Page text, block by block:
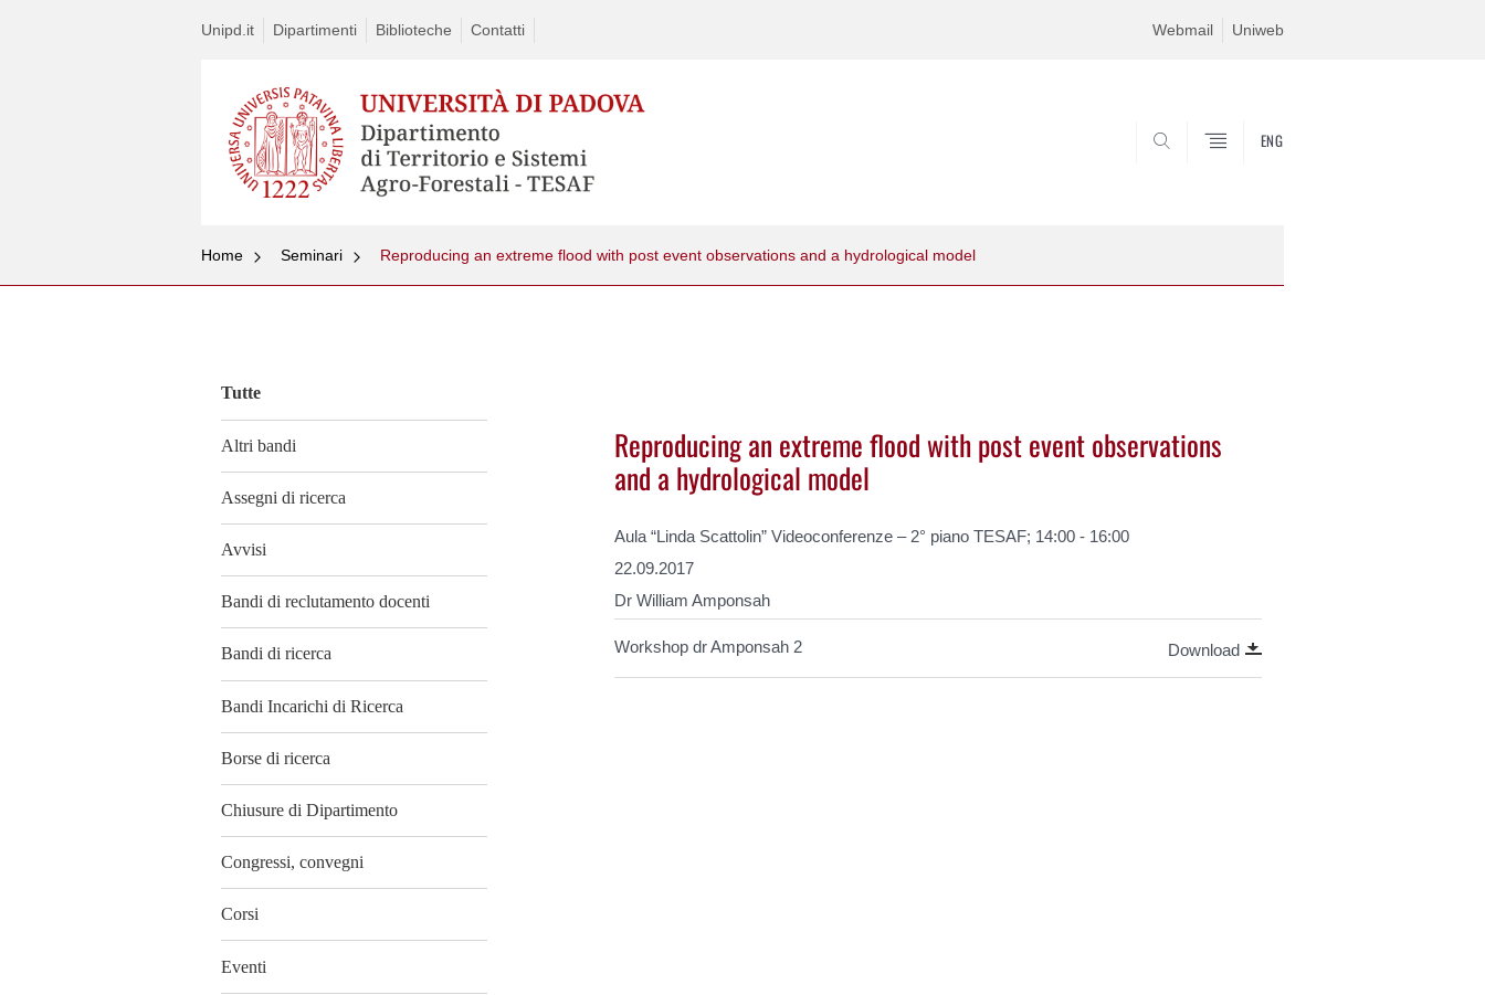
Unipd.it Dipartimenti Biblioteche Contatti Webmail Uniweb
ENG
Home Seminari Reproducing an extreme flood with post event observations and a hydrological model
Tutte
Altri bandi
Assegni di ricerca
Avvisi
Bandi di reclutamento docenti
Bandi di ricerca
Bandi Incarichi di Ricerca
Borse di ricerca
Chiusure di Dipartimento
Congressi, convegni
Corsi
Eventi
Reproducing an extreme flood with post event observations
and a hydrological model
Aula “Linda Scattolin” Videoconferenze – 2° piano TESAF; 14:00 - 16:00
22.09.2017
Dr William Amponsah
Workshop dr Amponsah 2 Download